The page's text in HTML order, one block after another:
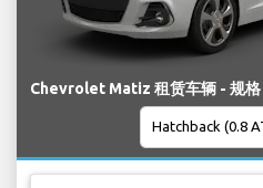
Chevrolet Matiz 租赁车辆 - 规格